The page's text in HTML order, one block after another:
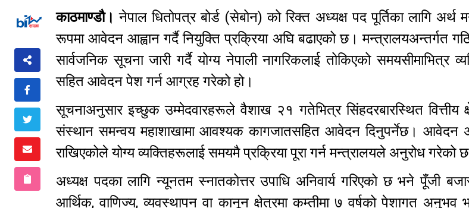
काठमाण्डौ। नेपाल धितोपत्र बोर्ड (सेबोन) को रिक्त अध्यक्ष पद पूर्तिका लागि
रूपमा आवेदन आह्वान गर्दै नियुक्ति प्रक्रिया अघि बढाएको छ। मन्त्रालयअन्तर्गत
सार्वजनिक सूचना जारी गर्दै योग्य नेपाली नागरिकलाई तोकिएको समयसीमाभित्र
सहित आवेदन पेश गर्न आग्रह गरेको हो।
सूचनाअनुसार इच्छुक उम्मेदवारहरूले वैशाख २१ गतेभित्र सिंहदरबारस्थित वित्तीय
संस्थान समन्वय महाशाखामा आवश्यक कागजातसहित आवेदन दिनुपर्नेछ। आवेदन
राखिएकोले योग्य व्यक्तिहरूलाई समयमै प्रक्रिया पूरा गर्न मन्त्रालयले अनुरोध गरेको
अध्यक्ष पदका लागि न्यूनतम स्नातकोत्तर उपाधि अनिवार्य गरिएको छ भने पूँजी
आर्थिक, वाणिज्य, व्यवस्थापन वा कानून क्षेत्रमा कम्तीमा ७ वर्षको पेशागत